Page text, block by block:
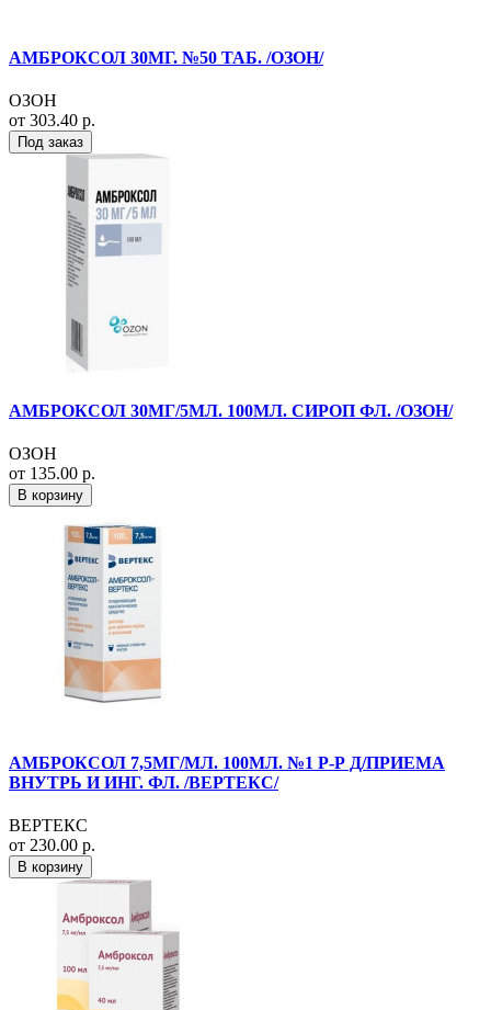
АМБРОКСОЛ 30МГ. №50 ТАБ. /ОЗОН/
ОЗОН
от 303.40 р.
Под заказ
АМБРОКСОЛ 30МГ/5МЛ. 100МЛ. СИРОП ФЛ. /ОЗОН/
ОЗОН
от 135.00 р.
В корзину
АМБРОКСОЛ 7,5МГ/МЛ. 100МЛ. №1 Р-Р Д/ПРИЕМА
ВНУТРЬ И ИНГ. ФЛ. /ВЕРТЕКС/
ВЕРТЕКС
от 230.00 р.
В корзину